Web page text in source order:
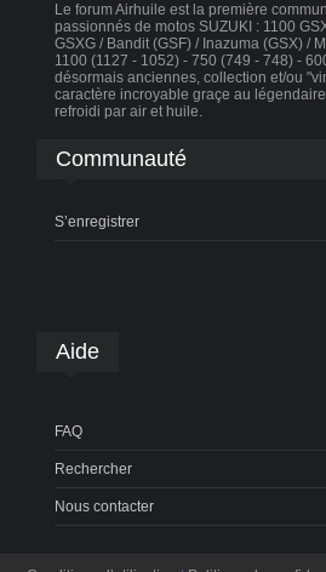
Le forum Airhuile est la première
passionnés de motos SUZUKI : 1100
GSXG / Bandit (GSF) / Inazuma (GSX) /
1100 (1127 - 1052) - 750 (749 - 748) -
désormais anciennes, collection et/ou
caractère incroyable graçe au
refroidi par air et huile.
Communauté
S’enregistrer
Aide
FAQ
Rechercher
Nous contacter